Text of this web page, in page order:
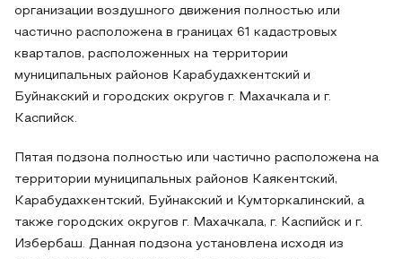
организации воздушного движения полностью или
частично расположена в границах 61 кадастровых
кварталов, расположенных на территории
муниципальных районов Карабудахкентский и
Буйнакский и городских округов г. Махачкала и г.
Каспийск.
Пятая подзона полностью или частично расположена на
территории муниципальных районов Каякентский,
Карабудахкентский, Буйнакский и Кумторкалинский, а
также городских округов г. Махачкала, г. Каспийск и г.
Избербаш. Данная подзона установлена исходя из